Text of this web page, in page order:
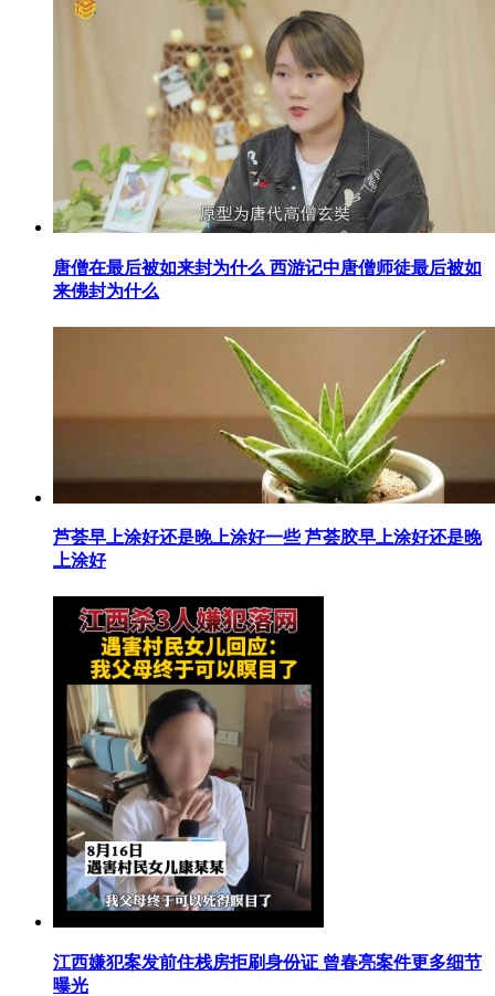
​唐僧在最后被如来封为什么 西游记中唐僧师徒最后被如
来佛封为什么
​芦荟早上涂好还是晚上涂好一些 芦荟胶早上涂好还是晚
上涂好
​江西嫌犯案发前住栈房拒刷身份证 曾春亮案件更多细节
曝光